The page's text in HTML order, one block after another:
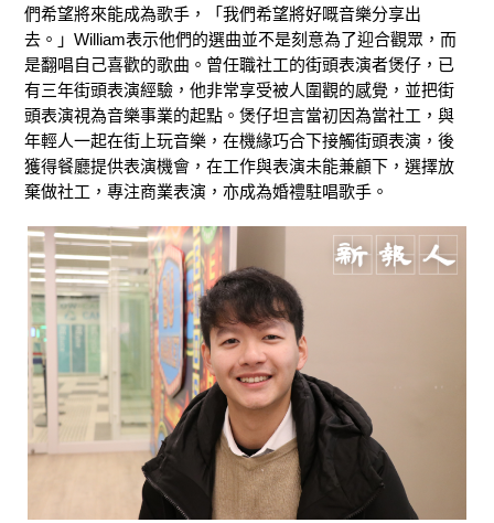
們希望將來能成為歌手，「我們希望將好嘅音樂分享出
去。」William表示他們的選曲並不是刻意為了迎合觀眾，而
是翻唱自己喜歡的歌曲。曾任職社工的街頭表演者煲仔，已
有三年街頭表演經驗，他非常享受被人圍觀的感覺，並把街
頭表演視為音樂事業的起點。煲仔坦言當初因為當社工，與
年輕人一起在街上玩音樂，在機緣巧合下接觸街頭表演，後
獲得餐廳提供表演機會，在工作與表演未能兼顧下，選擇放
棄做社工，專注商業表演，亦成為婚禮駐唱歌手。